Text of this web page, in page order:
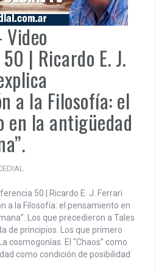
Video
| Ricardo E. J.
a la Filosofía: el
en la antigüedad
50 | Ricardo E. J. Ferrari
a la Filosofía: el pensamiento en
Los que precedieron a Tales
de principios. Los que primero
cosmogonías. El “Chaos” como
como condición de posibilidad